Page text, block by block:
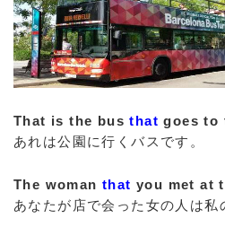
That is the busthat goes to
あれは公園に行くバスです。
The womanthat you met at
あなたが店で会った女の人は私